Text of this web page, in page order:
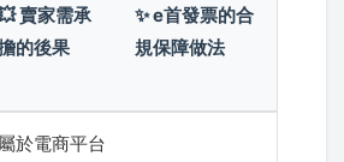
賣家需承
的後果
✨ e首發票的合
規保障做法
屬於電商平台